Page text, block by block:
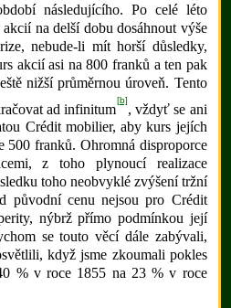
následujícího. Po celé léto
na delší dobu dosáhnout výše
nebude-li mít horší důsledky,
akcií asi na 800 franků a ten pak
nižší průměrnou úroveň. Tento
ad infinitum
[b]
, vždyť se ani
Crédit mobilier, aby kurs jejích
500 franků. Ohromná disproporce
z toho plynoucí realizace
toho neobvyklé zvýšení tržní
původní cenu nejsou pro Crédit
nýbrž přímo podmínkou její
se touto věcí dále zabývali,
když jsme zkoumali pokles
% v roce 1855 na 23 % v roce